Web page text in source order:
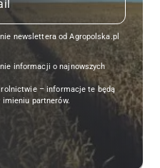
newslettera od Agropolska.pl
informacji o najnowszych
– informacje te będą
imieniu partnerów.